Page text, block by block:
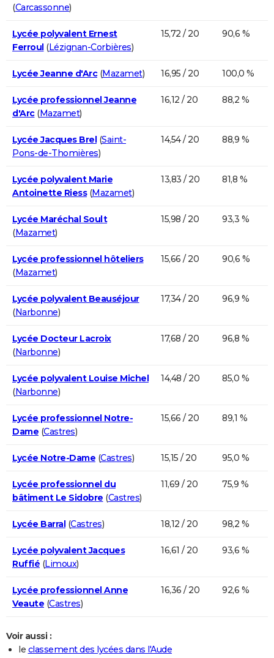
(Carcassonne)
Lycée polyvalent Ernest
Ferroul(Lézignan-Corbières)
15,72 / 20 90,6 %
Lycée Jeanne d'Arc(Mazamet) 16,95 / 20 100,0 %
Lycée professionnel Jeanne
d'Arc(Mazamet)
16,12 / 20 88,2 %
Lycée Jacques Brel(Saint-
Pons-de-Thomières)
14,54 / 20 88,9 %
Lycée polyvalent Marie
Antoinette Riess(Mazamet)
13,83 / 20 81,8 %
Lycée Maréchal Soult
(Mazamet)
15,98 / 20 93,3 %
Lycée professionnel hôteliers
(Mazamet)
15,66 / 20 90,6 %
Lycée polyvalent Beauséjour
(Narbonne)
17,34 / 20 96,9 %
Lycée Docteur Lacroix
(Narbonne)
17,68 / 20 96,8 %
Lycée polyvalent Louise Michel
(Narbonne)
14,48 / 20 85,0 %
Lycée professionnel Notre-
Dame (Castres)
15,66 / 20 89,1 %
Lycée Notre-Dame (Castres) 15,15 / 20 95,0 %
Lycée professionnel du
bâtiment Le Sidobre (Castres)
11,69 / 20 75,9 %
Lycée Barral(Castres) 18,12 / 20 98,2 %
Lycée polyvalent Jacques
Ruffié (Limoux)
16,61 / 20 93,6 %
Lycée professionnel Anne
Veaute (Castres)
16,36 / 20 92,6 %
Voir aussi :
le classement des lycées dans l'Aude